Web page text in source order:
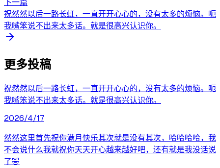
下一篇
祝然然以后一路长虹，一直开开心心的，没有太多的烦恼。呃
我嘴笨说不出来太多话。就是很高兴认识你。
更多投稿
祝然然以后一路长虹，一直开开心心的，没有太多的烦恼。呃
我嘴笨说不出来太多话。就是很高兴认识你。
2026/4/17
然然这里首先祝你满月快乐其次就是没有其次，哈哈哈哈，我
不会说什么我就祝你天天开心越来越好吧，还有就是我没话说
了🤣